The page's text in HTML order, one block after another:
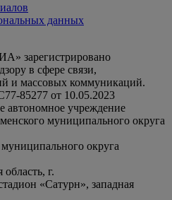
данных
зарегистрировано
в сфере связи,
и массовых коммуникаций.
85277 от 10.05.2023
автономное учреждение
муниципального округа
округа
г.
«Сатурн», западная